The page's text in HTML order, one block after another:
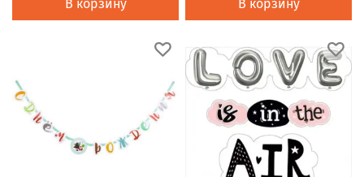
В корзину В корзину